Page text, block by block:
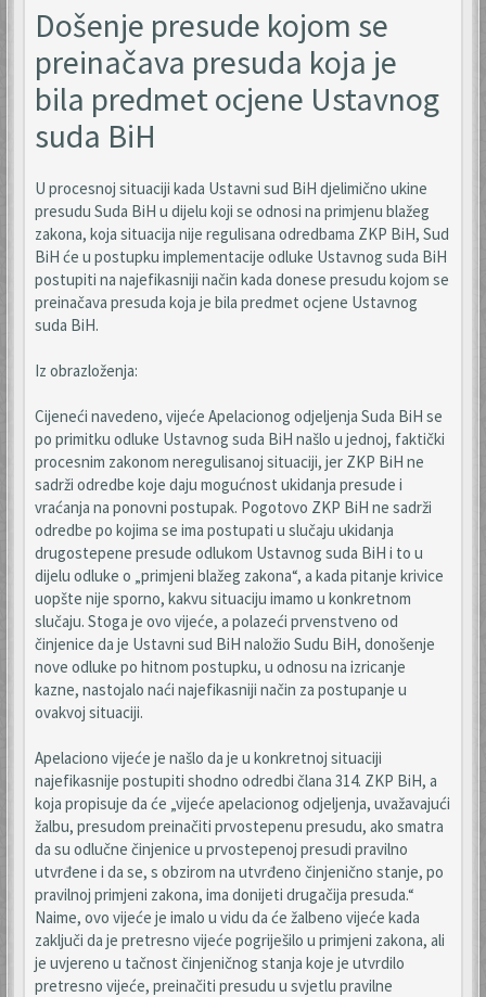
Došenje presude kojom se
preinačava presuda koja je
bila predmet ocjene Ustavnog
suda BiH
U procesnoj situaciji kada Ustavni sud BiH djelimično ukine
presudu Suda BiH u dijelu koji se odnosi na primjenu blažeg
zakona, koja situacija nije regulisana odredbama ZKP BiH, Sud
BiH će u postupku implementacije odluke Ustavnog suda BiH
postupiti na najefikasniji način kada donese presudu kojom se
preinačava presuda koja je bila predmet ocjene Ustavnog
suda BiH.
Iz obrazloženja:
Cijeneći navedeno, vijeće Apelacionog odjeljenja Suda BiH se
po primitku odluke Ustavnog suda BiH našlo u jednoj, faktički
procesnim zakonom neregulisanoj situaciji, jer ZKP BiH ne
sadrži odredbe koje daju mogućnost ukidanja presude i
vraćanja na ponovni postupak. Pogotovo ZKP BiH ne sadrži
odredbe po kojima se ima postupati u slučaju ukidanja
drugostepene presude odlukom Ustavnog suda BiH i to u
dijelu odluke o „primjeni blažeg zakona“, a kada pitanje krivice
uopšte nije sporno, kakvu situaciju imamo u konkretnom
slučaju. Stoga je ovo vijeće, a polazeći prvenstveno od
činjenice da je Ustavni sud BiH naložio Sudu BiH, donošenje
nove odluke po hitnom postupku, u odnosu na izricanje
kazne, nastojalo naći najefikasniji način za postupanje u
ovakvoj situaciji.
Apelaciono vijeće je našlo da je u konkretnoj situaciji
najefikasnije postupiti shodno odredbi člana 314. ZKP BiH, a
koja propisuje da će „vijeće apelacionog odjeljenja, uvažavajući
žalbu, presudom preinačiti prvostepenu presudu, ako smatra
da su odlučne činjenice u prvostepenoj presudi pravilno
utvrđene i da se, s obzirom na utvrđeno činjenično stanje, po
pravilnoj primjeni zakona, ima donijeti drugačija presuda.“
Naime, ovo vijeće je imalo u vidu da će žalbeno vijeće kada
zaključi da je pretresno vijeće pogriješilo u primjeni zakona, ali
je uvjereno u tačnost činjeničnog stanja koje je utvrdilo
pretresno vijeće, preinačiti presudu u svjetlu pravilne